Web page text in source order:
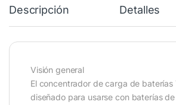
Descripción Detalles
Visión general
El concentrador de carga de baterías
diseñado para usarse con baterías de